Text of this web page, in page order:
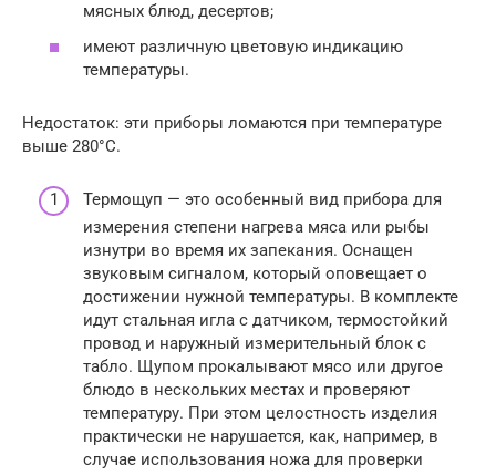
мясных блюд, десертов;
имеют различную цветовую индикацию
температуры.
Недостаток: эти приборы ломаются при температуре
выше 280°С.
Термощуп — это особенный вид прибора для
измерения степени нагрева мяса или рыбы
изнутри во время их запекания. Оснащен
звуковым сигналом, который оповещает о
достижении нужной температуры. В комплекте
идут стальная игла с датчиком, термостойкий
провод и наружный измерительный блок с
табло. Щупом прокалывают мясо или другое
блюдо в нескольких местах и проверяют
температуру. При этом целостность изделия
практически не нарушается, как, например, в
случае использования ножа для проверки